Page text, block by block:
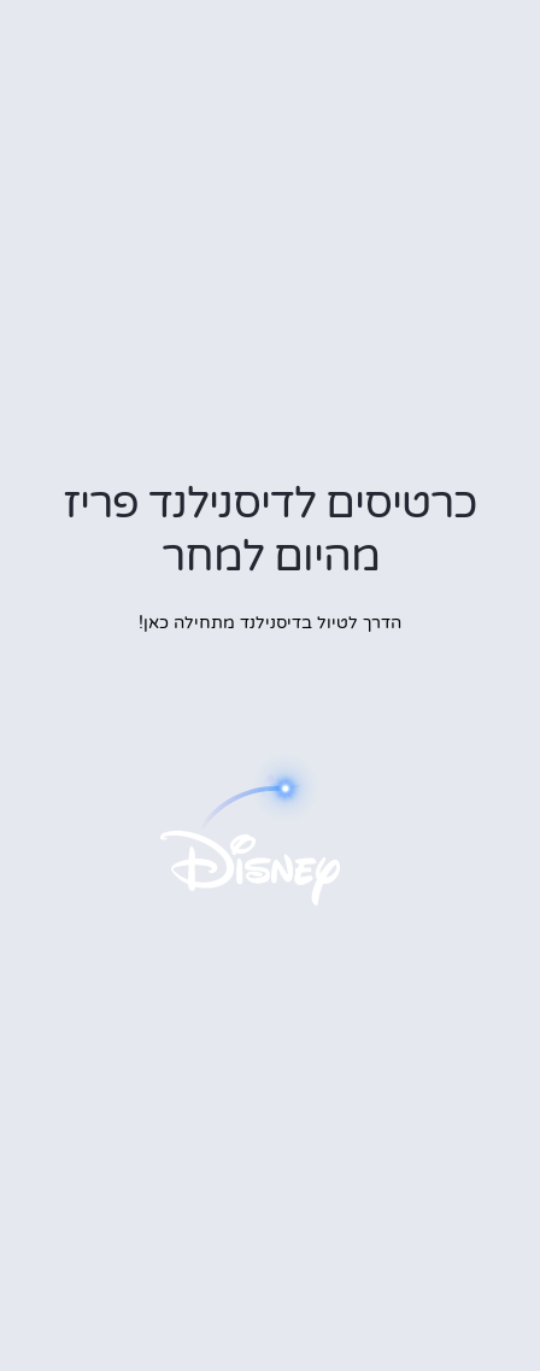
כרטיסים לדיסנילנד פריז
מהיום למחר
הדרך לטיול בדיסנילנד מתחילה כאן!